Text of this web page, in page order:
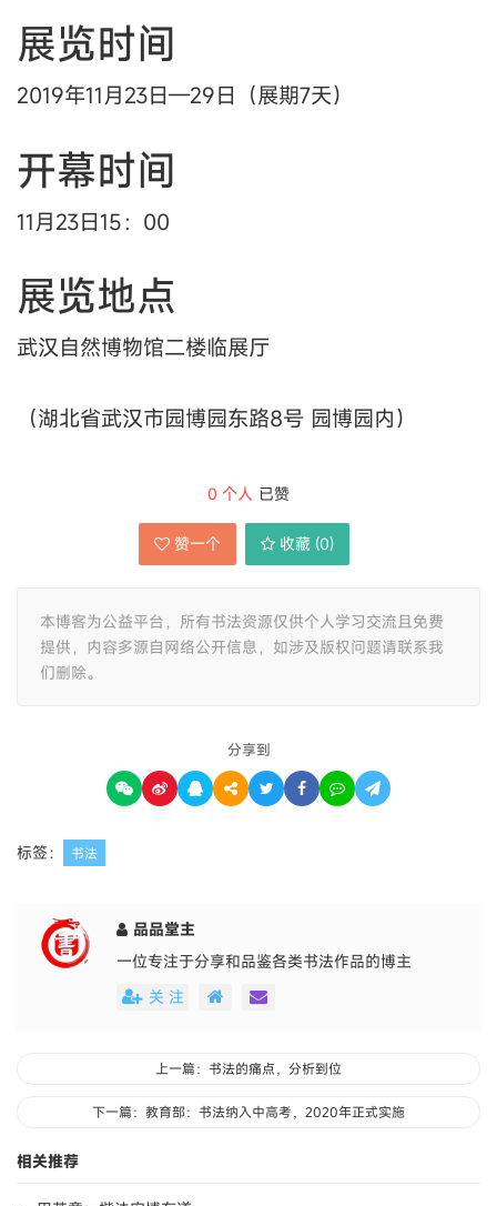
展览时间
2019年11月23日—29日（展期7天）
开幕时间
11月23日15：00
展览地点
武汉自然博物馆二楼临展厅
（湖北省武汉市园博园东路8号 园博园内）
0 个人 已赞
赞一个 收藏 (0)
本博客为公益平台，所有书法资源仅供个人学习交流且免费
提供，内容多源自网络公开信息，如涉及版权问题请联系我
们删除。
分享到
标签： 书法
品品堂主
一位专注于分享和品鉴各类书法作品的博主
关 注
上一篇：书法的痛点，分析到位
下一篇：教育部：书法纳入中高考，2020年正式实施
相关推荐